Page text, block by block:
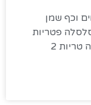
וכף שמן
1 סלסלה פטריות שמפיניון 1 סלסלה פטריות
פורטובלו 1/2 סלסלה פטריות שיטאקה טריות 2